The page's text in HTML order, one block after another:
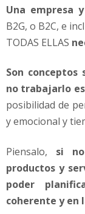
Una empresa
B2G, o B2C, e
TODAS ELLAS
Son conceptos
no trabajarlo
posibilidad de
y emocional y
Piensalo, si
productos y
poder
coherente y en